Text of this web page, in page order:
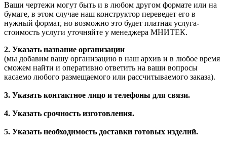
Ваши чертежи могут быть и в любом другом формате или на
бумаге, в этом случае наш конструктор переведет его в
нужный формат, но возможно это будет платная услуга-
стоимость услуги уточняйте у менеджера МНИТЕК.
2. Указать название организации
(мы добавим вашу организацию в наш архив и в любое время
сможем найти и оперативно ответить на ваши вопросы
касаемо любого размещаемого или рассчитываемого заказа).
3. Указать контактное лицо и телефоны для связи.
4. Указать срочность изготовления.
5. Указать необходимость доставки готовых изделий.